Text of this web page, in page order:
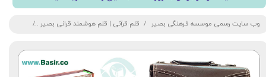
وب سایت رسمی موسسه فرهنگی بصیر قلم قرآنی | قلم هوشمند قرانی بصیر